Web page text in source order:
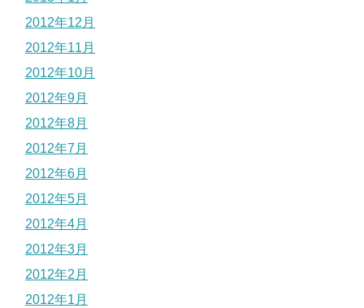
2012年12月
2012年11月
2012年10月
2012年9月
2012年8月
2012年7月
2012年6月
2012年5月
2012年4月
2012年3月
2012年2月
2012年1月